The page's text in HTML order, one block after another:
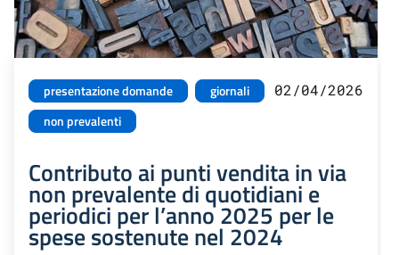
presentazione domande
giornali
non prevalenti
02/04/2026
Contributo ai punti vendita in via
non prevalente di quotidiani e
periodici per l’anno 2025 per le
spese sostenute nel 2024